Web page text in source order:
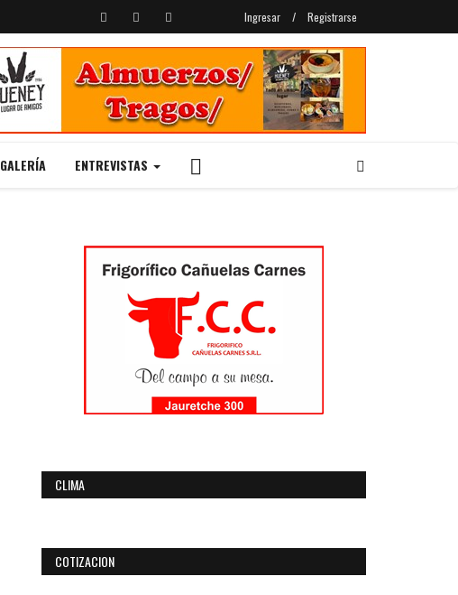
Ingresar / Registrarse
GALERÍA ENTREVISTAS
CLIMA
COTIZACION